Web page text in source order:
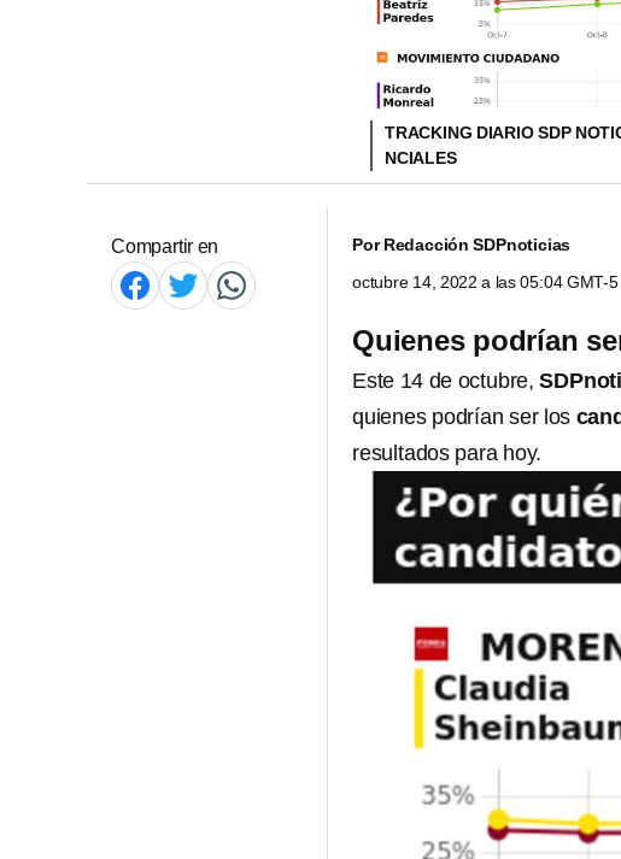
TRACKING DIARIO SDP
NCIALES
Compartir en PorRedacción SDPnoticias
octubre 14, 2022 a las 05:04 GMT-5
Quienes podrían
Este 14 de octubre,
quienes podrían ser los
resultados para hoy.